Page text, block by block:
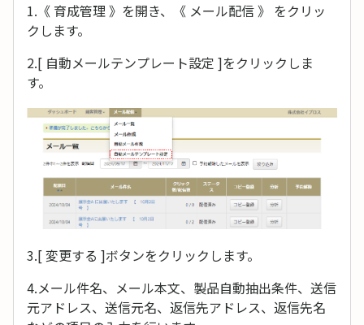
1.《 育成管理 》を開き、《 メール配信 》 をクリッ
クします。
2.[ 自動メールテンプレート設定 ]をクリックしま
す。
3.[ 変更する ]ボタンをクリックします。
4.メール件名、メール本文、製品自動抽出条件、送信
元アドレス、送信元名、返信先アドレス、返信先名